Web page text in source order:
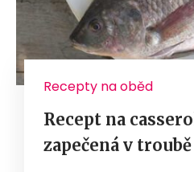
Recepty na oběd
Recept na
zapečená v troubě